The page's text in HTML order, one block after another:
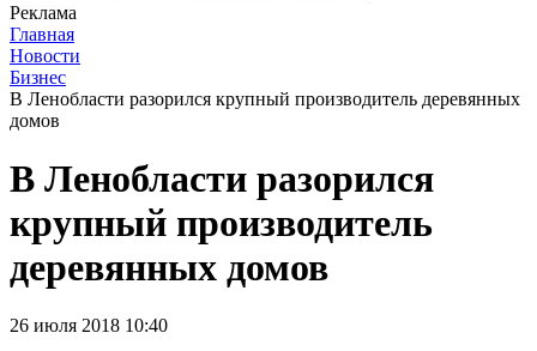
Реклама
Главная
Новости
Бизнес
В Ленобласти разорился крупный производитель деревянных
домов
В Ленобласти разорился
крупный производитель
деревянных домов
26 июля 2018 10:40